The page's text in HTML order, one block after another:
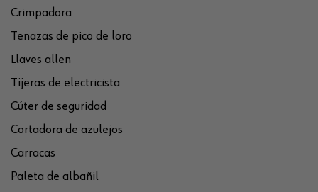
Crimpadora
Tenazas de pico de loro
Llaves allen
Tijeras de electricista
Cúter de seguridad
Cortadora de azulejos
Carracas
Paleta de albañil